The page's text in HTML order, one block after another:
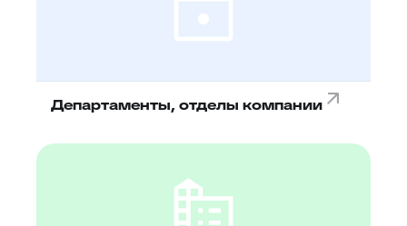
Департаменты, отделы компании